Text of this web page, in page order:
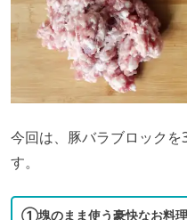
今回は、豚バラブロック
す。
①塊のまま使う豪快なお料